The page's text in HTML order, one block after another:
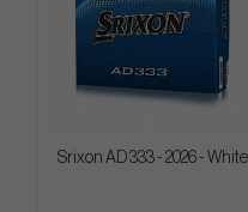
Srixon AD 333 - 2026 - White